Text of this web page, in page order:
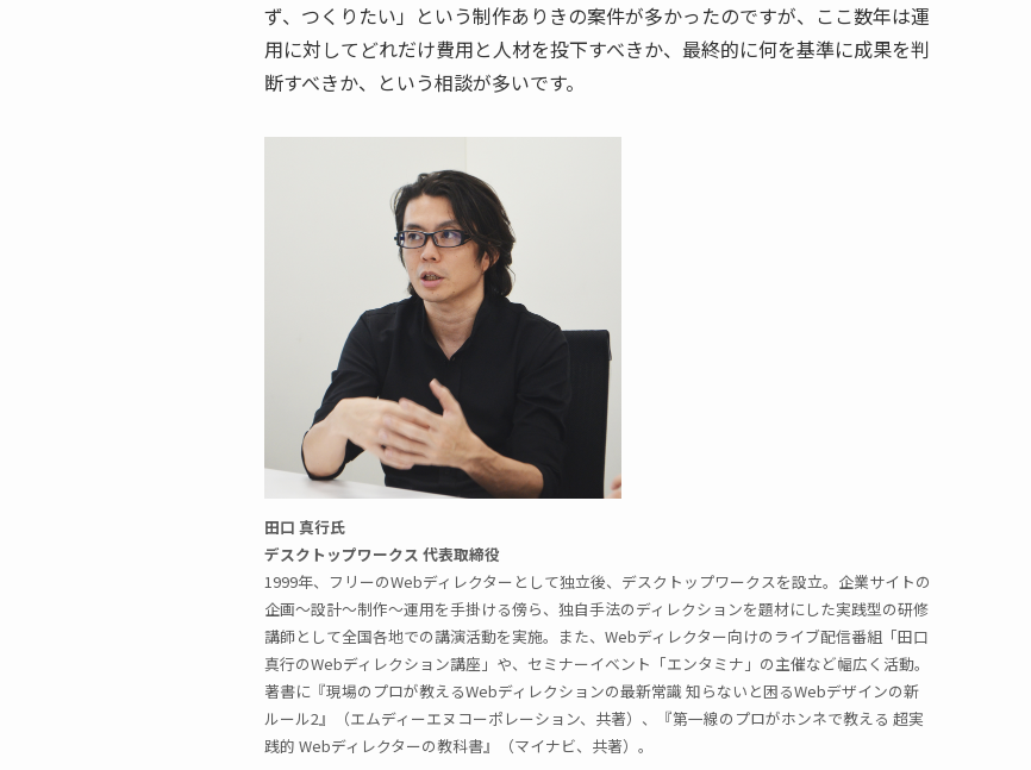
ず、つくりたい」という制作ありきの案件が多かったのですが、ここ数年は運
用に対してどれだけ費用と人材を投下すべきか、最終的に何を基準に成果を判
断すべきか、という相談が多いです。
田口 真行氏
デスクトップワークス 代表取締役
1999年、フリーのWebディレクターとして独立後、デスクトップワークスを設立。企業サイトの
企画～設計～制作～運用を手掛ける傍ら、独自手法のディレクションを題材にした実践型の研修
講師として全国各地での講演活動を実施。また、Webディレクター向けのライブ配信番組「田口
真行のWebディレクション講座」や、セミナーイベント「エンタミナ」の主催など幅広く活動。
著書に『現場のプロが教えるWebディレクションの最新常識 知らないと困るWebデザインの新
ルール2』（エムディーエヌコーポレーション、共著）、『第一線のプロがホンネで教える 超実
践的 Webディレクターの教科書』（マイナビ、共著）。